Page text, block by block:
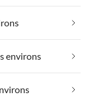
environs